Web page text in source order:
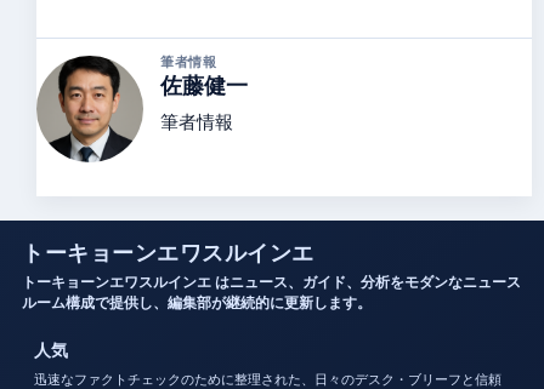
筆者情報
佐藤健一
筆者情報
トーキョーンエワスルインエ
トーキョーンエワスルインエ はニュース、ガイド、分析をモダンなニュース
ルーム構成で提供し、編集部が継続的に更新します。
人気
迅速なファクトチェックのために整理された、日々のデスク・ブリーフと信頼